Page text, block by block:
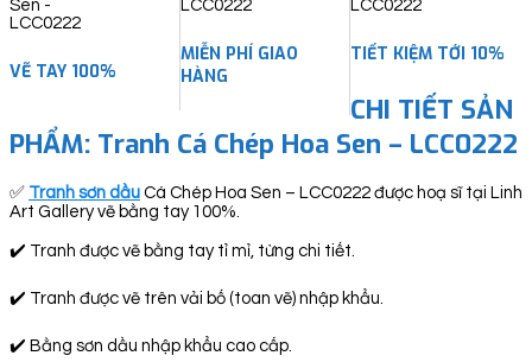
VẼ TAY 100%
MIỄN PHÍ GIAO
HÀNG
TIẾT KIỆM TỚI 10%
CHI TIẾT SẢN
PHẨM: Tranh Cá Chép Hoa Sen – LCC0222
✅ Tranh sơn dầu Cá Chép Hoa Sen – LCC0222 được hoạ sĩ tại Linh
Art Gallery vẽ bằng tay 100%.
✔️ Tranh được vẽ bằng tay tỉ mỉ, từng chi tiết.
✔️ Tranh được vẽ trên vải bố (toan vẽ) nhập khẩu.
✔️ Bằng sơn dầu nhập khẩu cao cấp.